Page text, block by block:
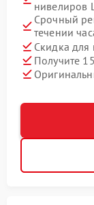
нивелиров
Срочный
течении
Скидка для
Получите